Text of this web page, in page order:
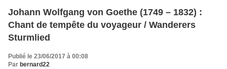
Johann Wolfgang von Goethe (1749 – 1832) :
Chant de tempête du voyageur / Wanderers
Sturmlied
Publié le 23/06/2017 à 00:08
Par bernard22